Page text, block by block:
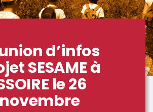
d’infos
SESAME à
le 26
novembre